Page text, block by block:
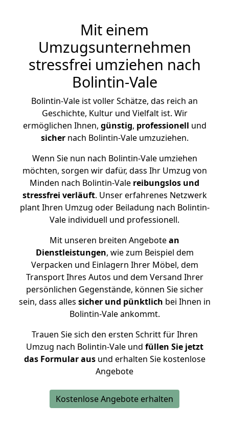
Mit einem
Umzugsunternehmen
stressfrei umziehen nach
Bolintin-Vale
Bolintin-Vale ist voller Schätze, das reich an
Geschichte, Kultur und Vielfalt ist. Wir
ermöglichen Ihnen, günstig, professionell und
sichernach Bolintin-Vale umzuziehen.
Wenn Sie nun nach Bolintin-Vale umziehen
möchten, sorgen wir dafür, dass Ihr Umzug von
Minden nach Bolintin-Vale reibungslos und
stressfrei verläuft. Unser erfahrenes Netzwerk
plant Ihren Umzug oder Beiladung nach Bolintin-
Vale individuell und professionell.
Mit unseren breiten Angebotean
Dienstleistungen, wie zum Beispiel dem
Verpacken und Einlagern Ihrer Möbel, dem
Transport Ihres Autos und dem Versand Ihrer
persönlichen Gegenstände, können Sie sicher
sein, dass alles sicher und pünktlich bei Ihnen in
Bolintin-Vale ankommt.
Trauen Sie sich den ersten Schritt für Ihren
Umzug nach Bolintin-Vale und füllen Sie jetzt
das Formular ausund erhalten Sie kostenlose
Angebote
Kostenlose Angebote erhalten